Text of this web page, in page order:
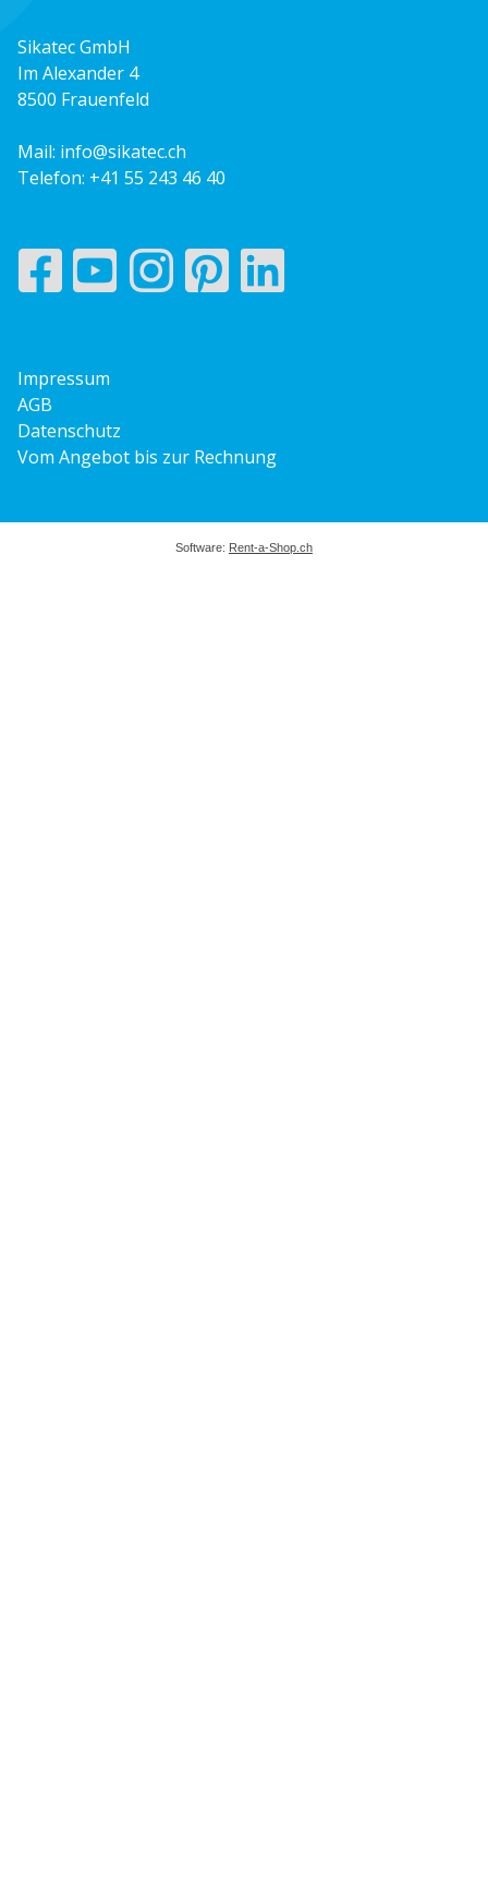
Sikatec GmbH
Im Alexander 4
8500 Frauenfeld
Mail: info@sikatec.ch
Telefon: +41 55 243 46 40
Impressum
AGB
Datenschutz
Vom Angebot bis zur Rechnung
Software: Rent-a-Shop.ch